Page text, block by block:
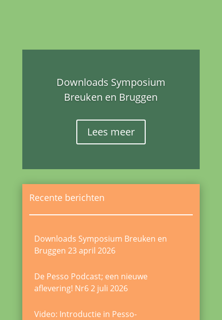
Downloads Symposium
Breuken en Bruggen
Lees meer
Recente berichten
Downloads Symposium Breuken en
Bruggen 23 april 2026
De Pesso Podcast; een nieuwe
aflevering! Nr62 juli 2026
Video: Introductie in Pesso-